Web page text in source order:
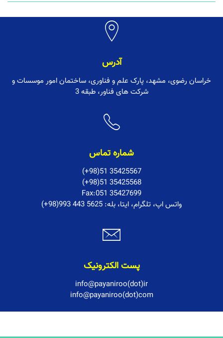
آدرس
خراسان رضوی، مشهد، پارک علم و فناوری، ساختمان امور موسسات و
شرکت های فناور، طبقه 3
شماره تماس
(+98)51 35425567
(+98)51 35425568
Fax:051 35427699
(+98)993 443 5625 :واتس اپ، تلگرام، ایتا، بله
پست الکترونیک
info@payaniroo(dot)ir
info@payaniroo(dot)com